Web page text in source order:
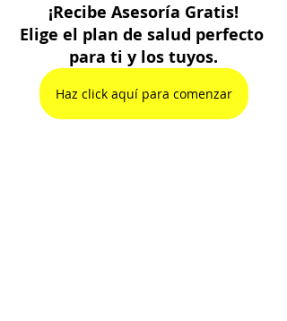
¡Recibe Asesoría Gratis!
Elige el plan de salud perfecto
para ti y los tuyos.
Haz click aquí para comenzar